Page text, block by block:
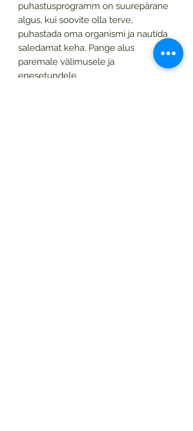
puhastusprogramm on suurepärane
algus, kui soovite olla terve,
puhastada oma organismi ja nautida
saledamat keha. Pange alus
paremale välimusele ja
enesetundele.